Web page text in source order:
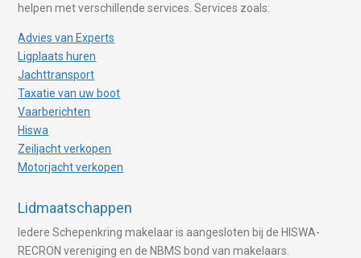
helpen met verschillende services. Services zoals:
Advies van Experts
Ligplaats huren
Jachttransport
Taxatie van uw boot
Vaarberichten
Hiswa
Zeiljacht verkopen
Motorjacht verkopen
Lidmaatschappen
Iedere Schepenkring makelaar is aangesloten bij de HISWA-
RECRON vereniging en de NBMS bond van makelaars.